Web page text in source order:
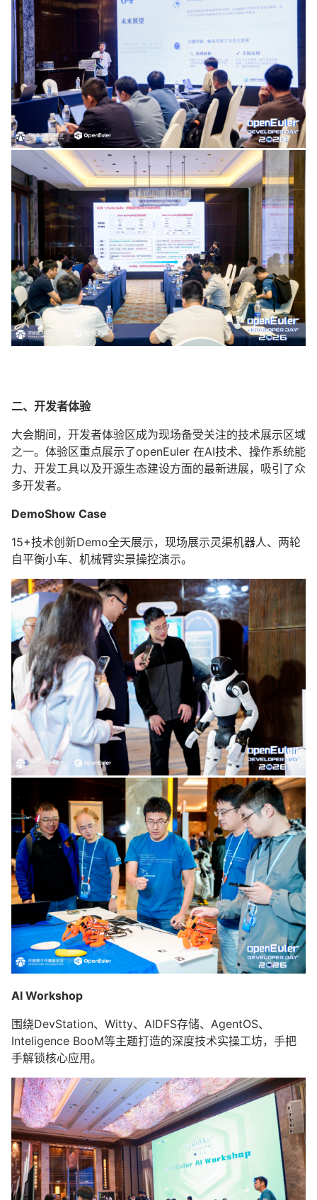
二、开发者体验
大会期间，开发者体验区成为现场备受关注的技术展示区域
之一。体验区重点展示了openEuler 在AI技术、操作系统能
力、开发工具以及开源生态建设方面的最新进展，吸引了众
多开发者。
DemoShow Case
15+技术创新Demo全天展示，现场展示灵渠机器人、两轮
自平衡小车、机械臂实景操控演示。
AI Workshop
围绕DevStation、Witty、AIDFS存储、AgentOS、
Inteligence BooM等主题打造的深度技术实操工坊，手把
手解锁核心应用。